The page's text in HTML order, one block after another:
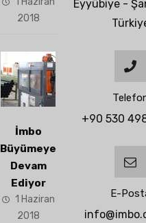
2018
İmbo
Büyümeye
Devam
Ediyor
1 Haziran
2018
Eyyübiye -
+90 530
E-